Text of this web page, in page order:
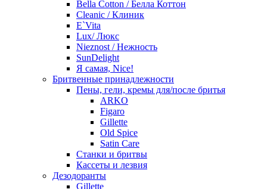
Bella Cotton / Белла Коттон
Cleanic / Клиник
E`Vita
Lux/ Люкс
Nieznost / Нежность
SunDelight
Я самая, Nice!
Бритвенные принадлежности
Пены, гели, кремы для/после бритья
ARKO
Figaro
Gillette
Old Spice
Satin Care
Станки и бритвы
Кассеты и лезвия
Дезодоранты
Gillette